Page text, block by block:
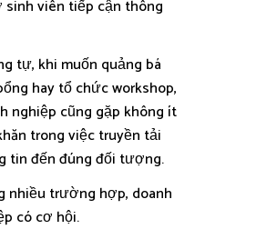
sinh viên tiếp cận thông
tự, khi muốn quảng bá
hay tổ chức workshop,
nghiệp cũng gặp không ít
trong việc truyền tải
tin đến đúng đối tượng.
nhiều trường hợp, doanh
có cơ hội.